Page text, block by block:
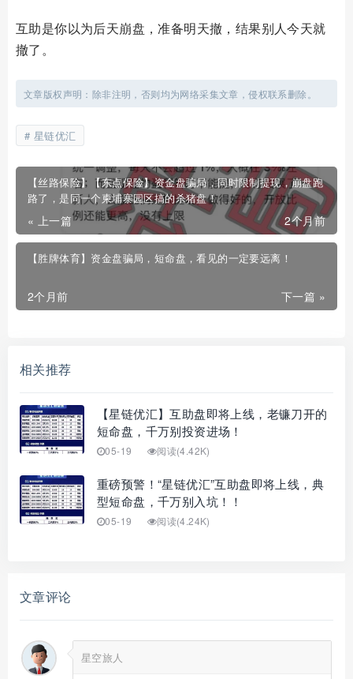
互助是你以为后天崩盘，准备明天撤，结果别人今天就
撤了。
文章版权声明：除非注明，否则均为网络采集文章，侵权联系删除。
星链优汇
【丝路保险】【东点保险】资金盘骗局，同时限制提现，崩盘跑
路了，是同一个柬埔寨园区搞的杀猪盘！
« 上一篇 2个月前
【胜牌体育】资金盘骗局，短命盘，看见的一定要远离！
下一篇 »
2个月前
相关推荐
【星链优汇】互助盘即将上线，老镰刀开的
短命盘，千万别投资进场！
05-19 阅读(4.42K)
重磅预警！“星链优汇”互助盘即将上线，典
型短命盘，千万别入坑！！
05-19 阅读(4.24K)
文章评论
星空旅人